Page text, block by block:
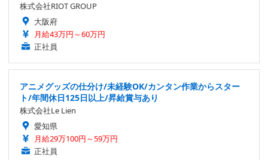
株式会社RIOT GROUP
大阪府
月給43万円～60万円
正社員
アニメグッズの仕分け/未経験OK/カンタン作業からスター
ト/年間休日125日以上/昇給賞与あり
株式会社Le Lien
愛知県
月給29万100円～59万円
正社員